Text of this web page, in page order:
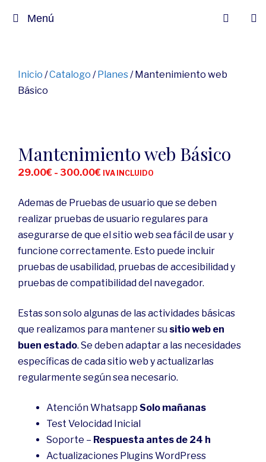
Menú
Inicio /Catalogo /Planes/ Mantenimiento web
Básico
Mantenimiento web Básico
29.00€ - 300.00€ IVA INCLUIDO
Ademas de Pruebas de usuario que se deben
realizar pruebas de usuario regulares para
asegurarse de que el sitio web sea fácil de usar y
funcione correctamente. Esto puede incluir
pruebas de usabilidad, pruebas de accesibilidad y
pruebas de compatibilidad del navegador.
Estas son solo algunas de las actividades básicas
que realizamos para mantener su sitio web en
buen estado. Se deben adaptar a las necesidades
específicas de cada sitio web y actualizarlas
regularmente según sea necesario.
Atención Whatsapp Solo mañanas
Test Velocidad Inicial
Soporte – Respuesta antes de 24 h
Actualizaciones Plugins WordPress